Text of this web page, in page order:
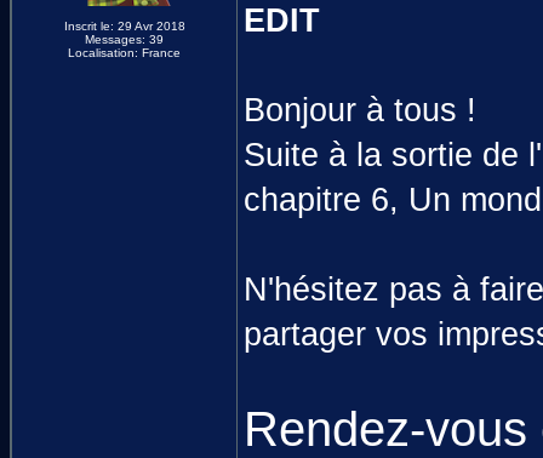
Inscrit le: 29 Avr 2018
Messages: 39
Localisation: France
EDIT
Bonjour à tous !
Suite à la sortie de l'
chapitre 6, Un
N'hésitez pas à
partager vos
Rendez-